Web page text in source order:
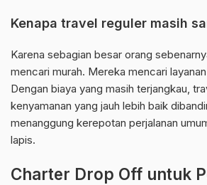
Kenapa travel reguler masih
Karena sebagian besar orang
mencari murah. Mereka mencari
Dengan biaya yang masih terjangkau,
kenyamanan yang jauh lebih baik
menanggung kerepotan perjalanan
lapis.
Charter Drop Off untuk